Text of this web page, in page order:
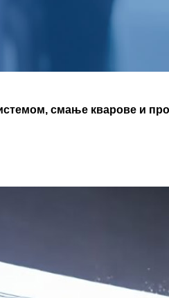
смање кварове и